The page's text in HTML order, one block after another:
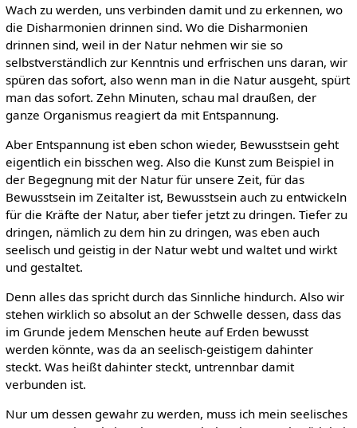
Wach zu werden, uns verbinden damit und zu erkennen, wo
die Disharmonien drinnen sind. Wo die Disharmonien
drinnen sind, weil in der Natur nehmen wir sie so
selbstverständlich zur Kenntnis und erfrischen uns daran, wir
spüren das sofort, also wenn man in die Natur ausgeht, spürt
man das sofort. Zehn Minuten, schau mal draußen, der
ganze Organismus reagiert da mit Entspannung.
Aber Entspannung ist eben schon wieder, Bewusstsein geht
eigentlich ein bisschen weg. Also die Kunst zum Beispiel in
der Begegnung mit der Natur für unsere Zeit, für das
Bewusstsein im Zeitalter ist, Bewusstsein auch zu entwickeln
für die Kräfte der Natur, aber tiefer jetzt zu dringen. Tiefer zu
dringen, nämlich zu dem hin zu dringen, was eben auch
seelisch und geistig in der Natur webt und waltet und wirkt
und gestaltet.
Denn alles das spricht durch das Sinnliche hindurch. Also wir
stehen wirklich so absolut an der Schwelle dessen, dass das
im Grunde jedem Menschen heute auf Erden bewusst
werden könnte, was da an seelisch-geistigem dahinter
steckt. Was heißt dahinter steckt, untrennbar damit
verbunden ist.
Nur um dessen gewahr zu werden, muss ich mein seelisches